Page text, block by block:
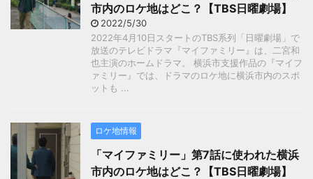
市内のロケ地はどこ？【TBS日曜劇場】
2022/5/30
2022年4月10日スタートのTBS系列「日曜劇場」で
放送のテレビドラマ『マイファミリー』は、二宮和
也主演のホームドラマ。 横浜市支援作品の『マイフ
ァミリー』では、ドラマのロケ地に横浜市内のスポ
ットも ...
ロケ地情報
「マイファミリー」第7話に使われた横浜
市内のロケ地はどこ？【TBS日曜劇場】